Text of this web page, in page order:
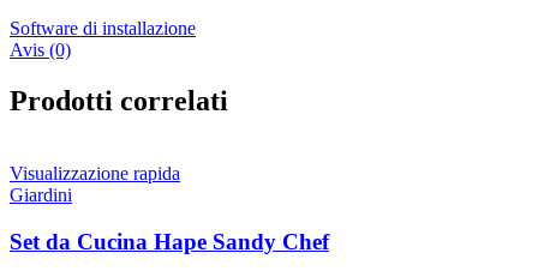
Software di installazione
Avis (0)
Prodotti correlati
Visualizzazione rapida
Giardini
Set da Cucina Hape Sandy Chef